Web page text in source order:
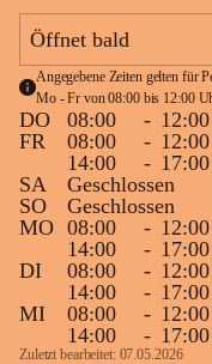
Öffnet bald
Angegebene Zeiten gelten für
Mo - Fr von 08:00 bis 12:00
DO 08:00 - 12:00
FR
08:00 - 12:00
14:00
- 17:00
SA
Geschlossen
SO
Geschlossen
MO 08:00 - 12:00
14:00
- 17:00
DI
08:00 - 12:00
14:00
- 17:00
MI
08:00 - 12:00
14:00
- 17:00
Zuletzt bearbeitet: 07.05.2026